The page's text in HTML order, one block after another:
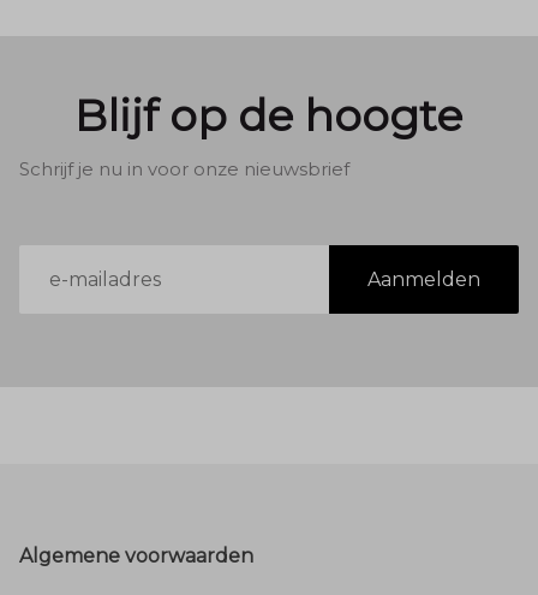
Blijf op de hoogte
Schrijf je nu in voor onze nieuwsbrief
mailadres
Aanmelden
Footer
Algemene voorwaarden